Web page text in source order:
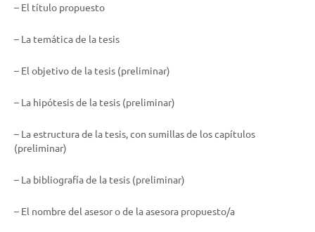
– El título propuesto
– La temática de la tesis
– El objetivo de la tesis (preliminar)
– La hipótesis de la tesis (preliminar)
– La estructura de la tesis, con sumillas de los capítulos
(preliminar)
– La bibliografía de la tesis (preliminar)
– El nombre del asesor o de la asesora propuesto/a